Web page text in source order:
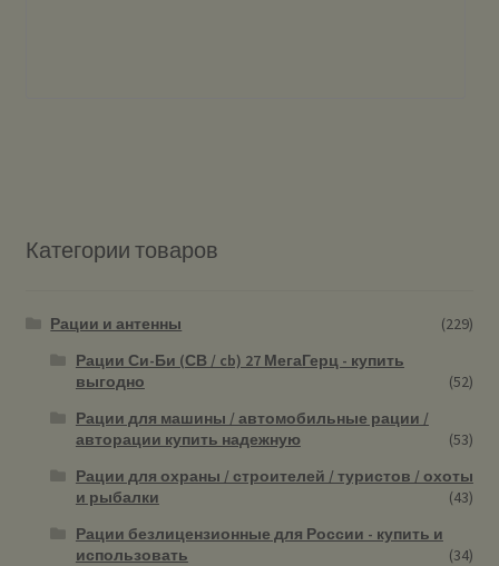
Категории товаров
Рации и антенны
(229)
Рации Си-Би (СВ / cb) 27 МегаГерц - купить
выгодно
(52)
Рации для машины / автомобильные рации /
авторации купить надежную
(53)
Рации для охраны / строителей / туристов / охоты
и рыбалки
(43)
Рации безлицензионные для России - купить и
использовать
(34)